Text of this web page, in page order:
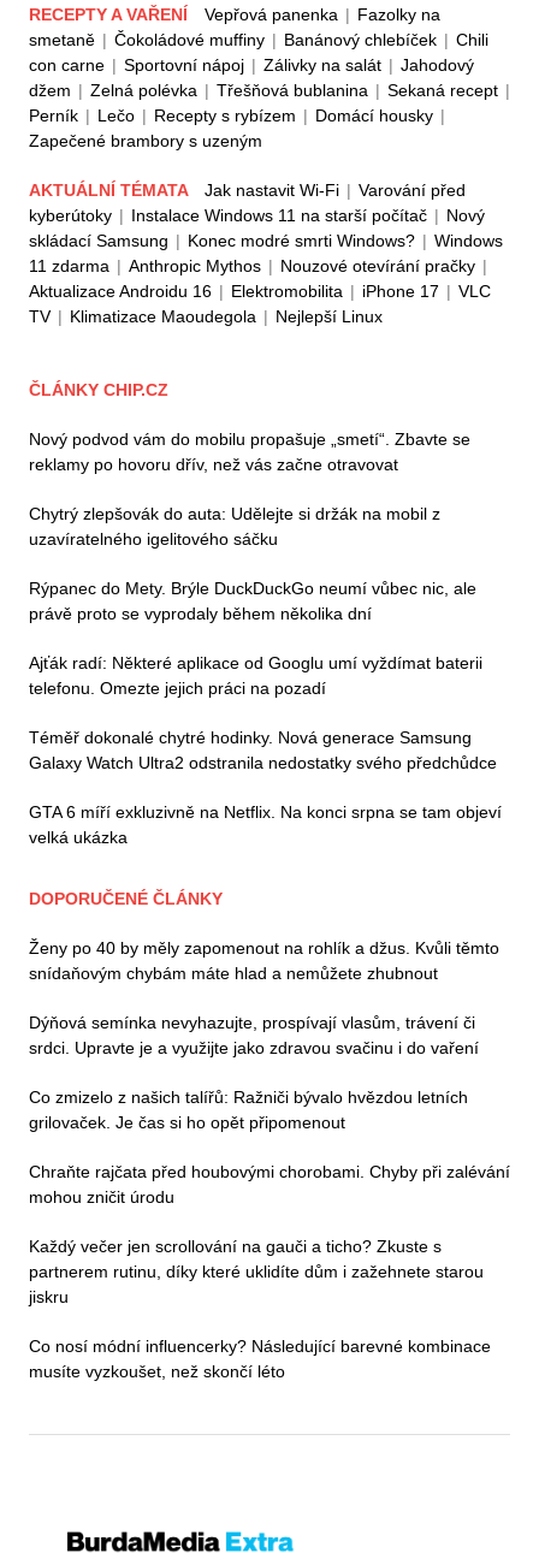
RECEPTY A VAŘENÍ Vepřová panenka | Fazolky na
smetaně | Čokoládové muffiny | Banánový chlebíček | Chili
con carne | Sportovní nápoj | Zálivky na salát | Jahodový
džem | Zelná polévka | Třešňová bublanina | Sekaná recept |
Perník | Lečo | Recepty s rybízem | Domácí housky |
Zapečené brambory s uzeným
AKTUÁLNÍ TÉMATA Jak nastavit Wi-Fi | Varování před
kyberútoky | Instalace Windows 11 na starší počítač | Nový
skládací Samsung | Konec modré smrti Windows? | Windows
11 zdarma | Anthropic Mythos | Nouzové otevírání pračky |
Aktualizace Androidu 16 | Elektromobilita | iPhone 17 | VLC
TV | Klimatizace Maoudegola | Nejlepší Linux
ČLÁNKY CHIP.CZ
Nový podvod vám do mobilu propašuje „smetí“. Zbavte se
reklamy po hovoru dřív, než vás začne otravovat
Chytrý zlepšovák do auta: Udělejte si držák na mobil z
uzavíratelného igelitového sáčku
Rýpanec do Mety. Brýle DuckDuckGo neumí vůbec nic, ale
právě proto se vyprodaly během několika dní
Ajťák radí: Některé aplikace od Googlu umí vyždímat baterii
telefonu. Omezte jejich práci na pozadí
Téměř dokonalé chytré hodinky. Nová generace Samsung
Galaxy Watch Ultra2 odstranila nedostatky svého předchůdce
GTA 6 míří exkluzivně na Netflix. Na konci srpna se tam objeví
velká ukázka
DOPORUČENÉ ČLÁNKY
Ženy po 40 by měly zapomenout na rohlík a džus. Kvůli těmto
snídaňovým chybám máte hlad a nemůžete zhubnout
Dýňová semínka nevyhazujte, prospívají vlasům, trávení či
srdci. Upravte je a využijte jako zdravou svačinu i do vaření
Co zmizelo z našich talířů: Ražniči bývalo hvězdou letních
grilovaček. Je čas si ho opět připomenout
Chraňte rajčata před houbovými chorobami. Chyby při zalévání
mohou zničit úrodu
Každý večer jen scrollování na gauči a ticho? Zkuste s
partnerem rutinu, díky které uklidíte dům i zažehnete starou
jiskru
Co nosí módní influencerky? Následující barevné kombinace
musíte vyzkoušet, než skončí léto